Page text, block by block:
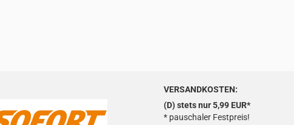
VERSANDKOSTEN:
(D) stets nur 5,99 EUR*
* pauschaler Festpreis!